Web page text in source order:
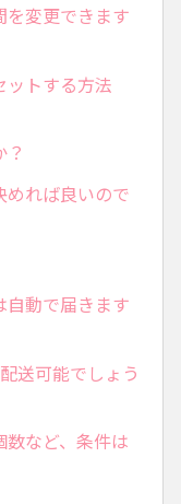
変更できます
ットする方法
れば良いので
動で届きます
送可能でしょう
など、条件は